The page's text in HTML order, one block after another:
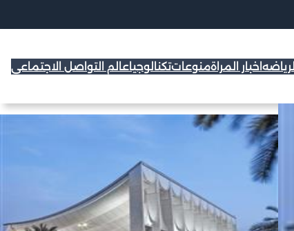
الرياضه اخبار المراةمنوعاتتكنالوجياعالم التواصل الاجتماعي